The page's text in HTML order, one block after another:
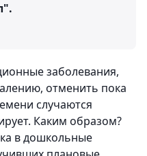
заболевания,
отменить пока
случаются
Каким образом?
в дошкольные